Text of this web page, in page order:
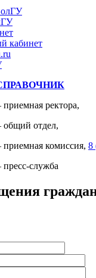
кабинет
ректора,
отдел,
комиссия, 8
служба